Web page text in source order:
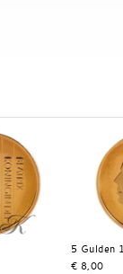
5 Gulden
€ 8,00